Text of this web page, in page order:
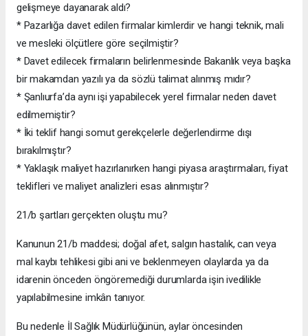
gelişmeye dayanarak aldı?
* Pazarlığa davet edilen firmalar kimlerdir ve hangi teknik, mali
ve mesleki ölçütlere göre seçilmiştir?
* Davet edilecek firmaların belirlenmesinde Bakanlık veya başka
bir makamdan yazılı ya da sözlü talimat alınmış mıdır?
* Şanlıurfa’da aynı işi yapabilecek yerel firmalar neden davet
edilmemiştir?
* İki teklif hangi somut gerekçelerle değerlendirme dışı
bırakılmıştır?
* Yaklaşık maliyet hazırlanırken hangi piyasa araştırmaları, fiyat
teklifleri ve maliyet analizleri esas alınmıştır?
21/b şartları gerçekten oluştu mu?
Kanunun 21/b maddesi; doğal afet, salgın hastalık, can veya
mal kaybı tehlikesi gibi ani ve beklenmeyen olaylarda ya da
idarenin önceden öngöremediği durumlarda işin ivedilikle
yapılabilmesine imkân tanıyor.
Bu nedenle İl Sağlık Müdürlüğünün, aylar öncesinden